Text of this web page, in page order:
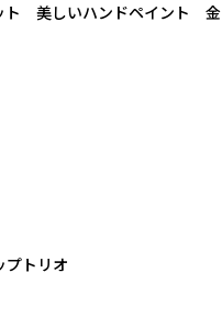
ト 美しいハンドペイント 金
トリオ